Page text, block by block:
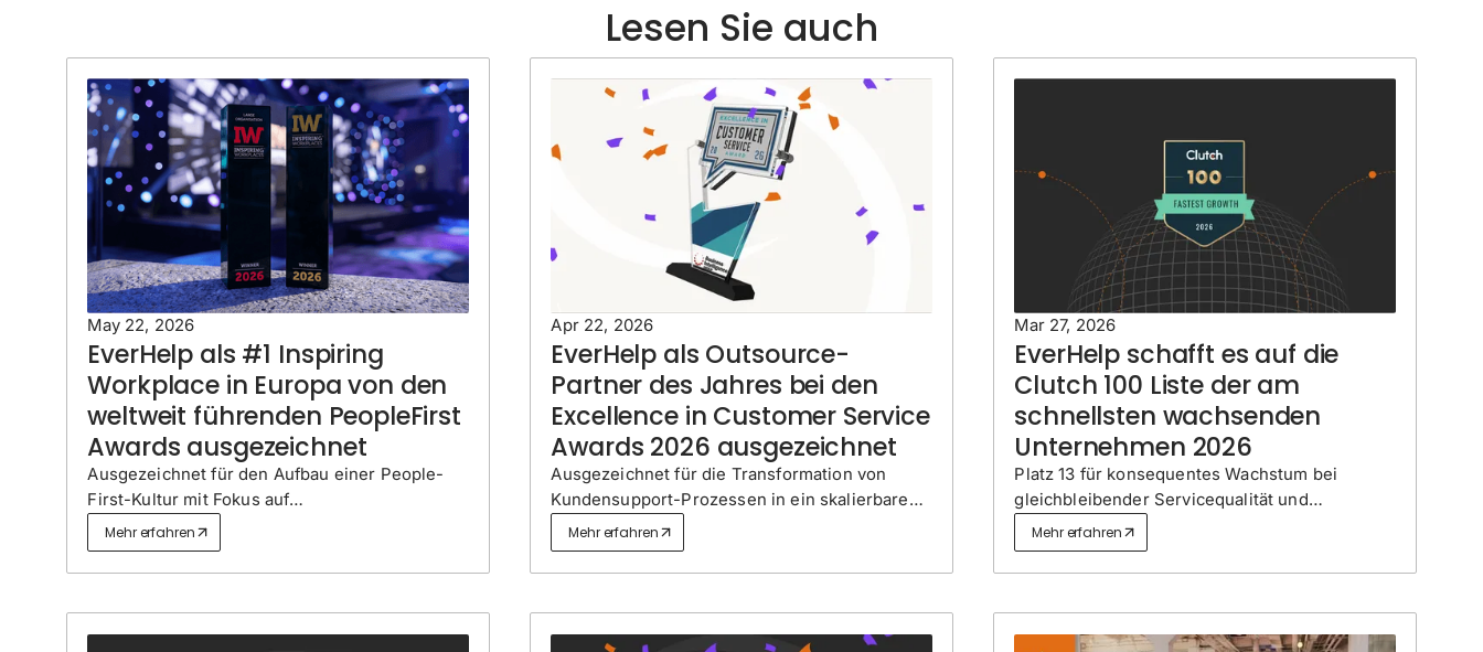
Lesen Sie auch
May 22, 2026
EverHelp als #1 Inspiring
Workplace in Europa von den
weltweit führenden PeopleFirst
Awards ausgezeichnet
Ausgezeichnet für den Aufbau einer People-
First-Kultur mit Fokus auf
Mitarbeiterwohlbefinden, Führung, Inklusion
und nachhaltigem Teamwachstum.
Mehr erfahren
Apr 22, 2026
EverHelp als Outsource-
Partner des Jahres bei den
Excellence in Customer Service
Awards 2026 ausgezeichnet
Ausgezeichnet für die Transformation von
Kundensupport-Prozessen in ein skalierbares,
automatisierungsgetriebenes System ohne
Einbußen bei der Servicequalität.
Mehr erfahren
Mar 27, 2026
EverHelp schafft es auf die
Clutch 100 Liste der am
schnellsten wachsenden
Unternehmen 2026
Platz 13 für konsequentes Wachstum bei
gleichbleibender Servicequalität und
langfristigen Kundenbeziehungen.
Mehr erfahren